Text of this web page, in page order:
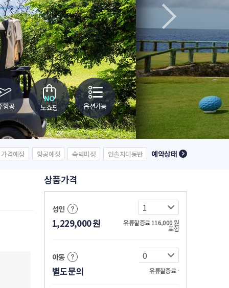
항공 노쇼핑 옵션가능
가격예정 항공예정 숙박미정 인솔자미동반 예약상태
상품가격
성인
1,229,000원 유류할증료 116,000원
포함
아동
별도문의 유류할증료 -